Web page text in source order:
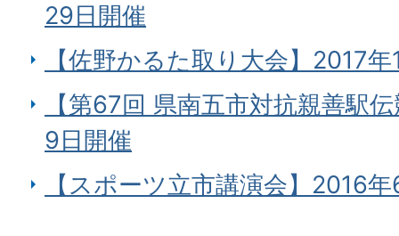
29日開催
【佐野かるた取り大会】2017
【第67回 県南五市対抗親善駅
9日開催
【スポーツ立市講演会】2016